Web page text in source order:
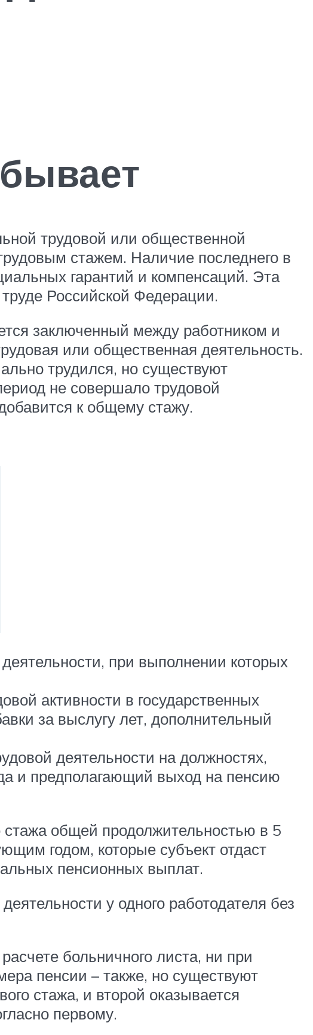
трудовой или общественной
стажем. Наличие последнего в
гарантий и компенсаций. Эта
Российской Федерации.
заключенный между работником и
или общественная деятельность.
трудился, но существуют
не совершало трудовой
к общему стажу.
при выполнении которых
активности в государственных
за выслугу лет, дополнительный
деятельности на должностях,
и предполагающий выход на пенсию
стажа общей продолжительностью в 5
годом, которые субъект отдаст
пенсионных выплат.
у одного работодателя без
больничного листа, ни при
пенсии – также, но существуют
стажа, и второй оказывается
первому.